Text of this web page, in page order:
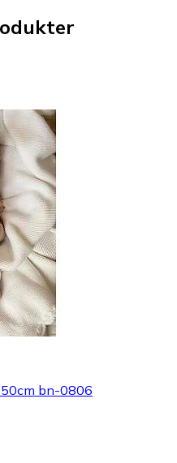
50cm bn-0806